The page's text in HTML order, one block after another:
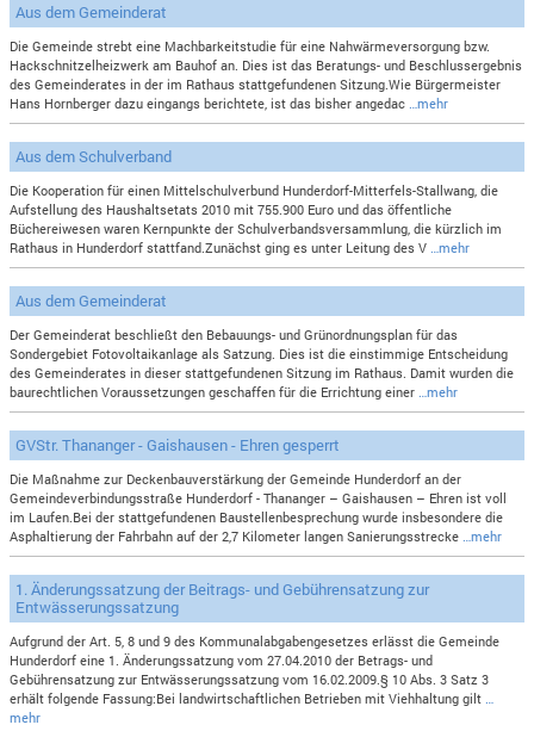
Aus dem Gemeinderat
Die Gemeinde strebt eine Machbarkeitstudie für eine Nahwärmeversorgung bzw.
Hackschnitzelheizwerk am Bauhof an. Dies ist das Beratungs- und Beschlussergebnis
des Gemeinderates in der im Rathaus stattgefundenen Sitzung.Wie Bürgermeister
Hans Hornberger dazu eingangs berichtete, ist das bisher angedac
…mehr
Aus dem Schulverband
Die Kooperation für einen Mittelschulverbund Hunderdorf-Mitterfels-Stallwang, die
Aufstellung des Haushaltsetats 2010 mit 755.900 Euro und das öffentliche
Büchereiwesen waren Kernpunkte der Schulverbandsversammlung, die kürzlich im
Rathaus in Hunderdorf stattfand.Zunächst ging es unter Leitung des V
…mehr
Aus dem Gemeinderat
Der Gemeinderat beschließt den Bebauungs- und Grünordnungsplan für das
Sondergebiet Fotovoltaikanlage als Satzung. Dies ist die einstimmige Entscheidung
des Gemeinderates in dieser stattgefundenen Sitzung im Rathaus. Damit wurden die
baurechtlichen Voraussetzungen geschaffen für die Errichtung einer
…mehr
GVStr. Thananger - Gaishausen - Ehren gesperrt
Die Maßnahme zur Deckenbauverstärkung der Gemeinde Hunderdorf an der
Gemeindeverbindungsstraße Hunderdorf - Thananger – Gaishausen – Ehren ist voll
im Laufen.Bei der stattgefundenen Baustellenbesprechung wurde insbesondere die
Asphaltierung der Fahrbahn auf der 2,7 Kilometer langen Sanierungsstrecke
…mehr
1. Änderungssatzung der Beitrags- und Gebührensatzung zur
Entwässerungssatzung
Aufgrund der Art. 5, 8 und 9 des Kommunalabgabengesetzes erlässt die Gemeinde
Hunderdorf eine 1. Änderungssatzung vom 27.04.2010 der Betrags- und
Gebührensatzung zur Entwässerungssatzung vom 16.02.2009.§ 10 Abs. 3 Satz 3
erhält folgende Fassung:Bei landwirtschaftlichen Betrieben mit Viehhaltung gilt
mehr